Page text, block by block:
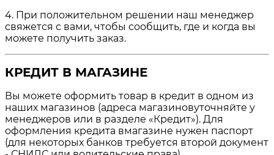
4. При положительном решении наш менеджер
свяжется с вами, чтобы сообщить, где и когда вы
можете получить заказ.
КРЕДИТ В МАГАЗИНЕ
Вы можете оформить товар в кредит в одном из
наших магазинов (адреса магазиновуточняйте у
менеджеров или в разделе «Кредит»). Для
оформления кредита вмагазине нужен паспорт
(для некоторых банков требуется второй документ